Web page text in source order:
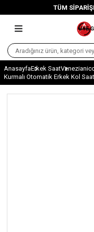
12 AYA
ÜYE
AnasayfaErkek Saat
Kurmalı Otomatik Erkek Kol